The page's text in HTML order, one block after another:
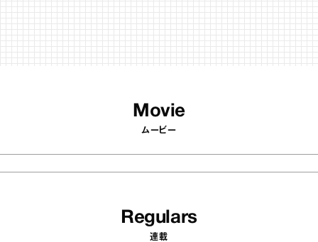
Movie
ムービー
Regulars
連載